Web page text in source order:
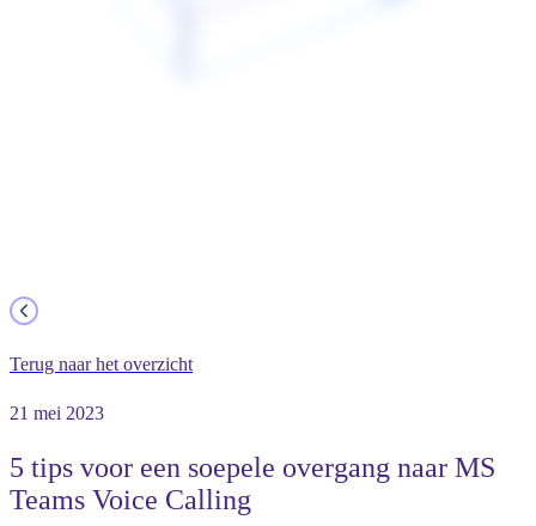
Terug naar het overzicht
21 mei 2023
5 tips voor een soepele overgang naar MS
Teams Voice Calling